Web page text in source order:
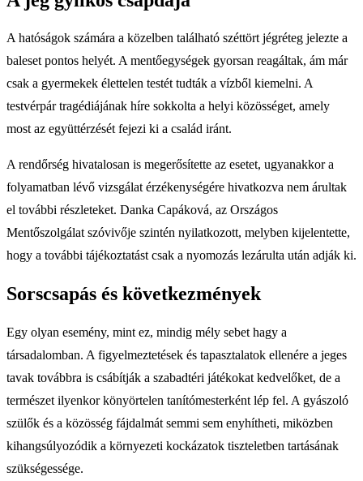
A hatóságok számára a közelben található széttört jégréteg jelezte a
baleset pontos helyét. A mentőegységek gyorsan reagáltak, ám már
csak a gyermekek élettelen testét tudták a vízből kiemelni. A
testvérpár tragédiájának híre sokkolta a helyi közösséget, amely
most az együttérzését fejezi ki a család iránt.
A rendőrség hivatalosan is megerősítette az esetet, ugyanakkor a
folyamatban lévő vizsgálat érzékenységére hivatkozva nem árultak
el további részleteket. Danka Capáková, az Országos
Mentőszolgálat szóvivője szintén nyilatkozott, melyben kijelentette,
hogy a további tájékoztatást csak a nyomozás lezárulta után adják ki.
Sorscsapás és következmények
Egy olyan esemény, mint ez, mindig mély sebet hagy a
társadalomban. A figyelmeztetések és tapasztalatok ellenére a jeges
tavak továbbra is csábítják a szabadtéri játékokat kedvelőket, de a
természet ilyenkor könyörtelen tanítómesterként lép fel. A gyászoló
szülők és a közösség fájdalmát semmi sem enyhítheti, miközben
kihangsúlyozódik a környezeti kockázatok tiszteletben tartásának
szükségessége.